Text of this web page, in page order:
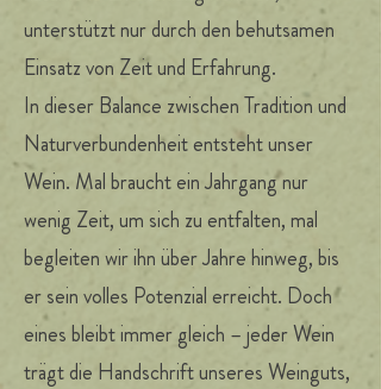
unterstützt nur durch den behutsamen
Einsatz von Zeit und Erfahrung.
In dieser Balance zwischen Tradition und
Naturverbundenheit entsteht unser
Wein. Mal braucht ein Jahrgang nur
wenig Zeit, um sich zu entfalten, mal
begleiten wir ihn über Jahre hinweg, bis
er sein volles Potenzial erreicht. Doch
eines bleibt immer gleich – jeder Wein
trägt die Handschrift unseres Weinguts,